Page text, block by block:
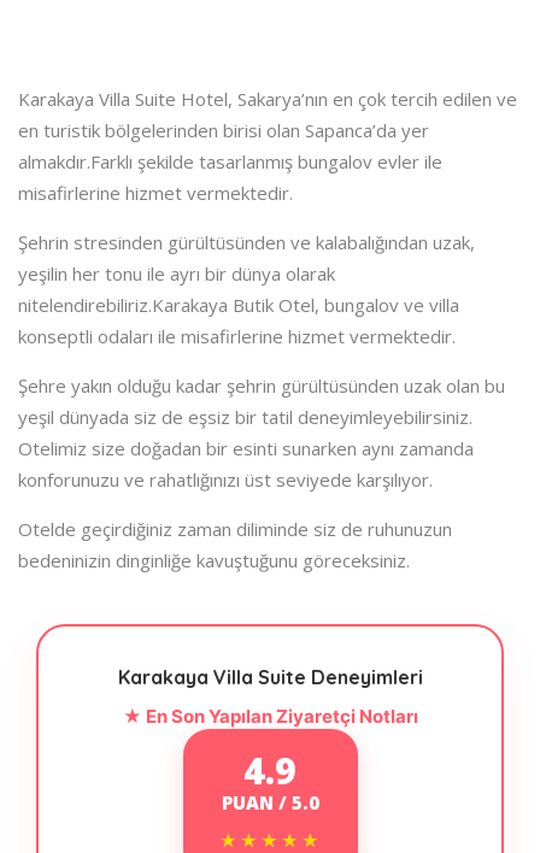
Karakaya Villa Suite Hotel, Sakarya’nın en çok tercih edilen ve
en turistik bölgelerinden birisi olan Sapanca’da yer
almakdır.Farklı şekilde tasarlanmış bungalov evler ile
misafirlerine hizmet vermektedir.
Şehrin stresinden gürültüsünden ve kalabalığından uzak,
yeşilin her tonu ile ayrı bir dünya olarak
nitelendirebiliriz.Karakaya Butik Otel, bungalov ve villa
konseptli odaları ile misafirlerine hizmet vermektedir.
Şehre yakın olduğu kadar şehrin gürültüsünden uzak olan bu
yeşil dünyada siz de eşsiz bir tatil deneyimleyebilirsiniz.
Otelimiz size doğadan bir esinti sunarken aynı zamanda
konforunuzu ve rahatlığınızı üst seviyede karşılıyor.
Otelde geçirdiğiniz zaman diliminde siz de ruhunuzun
bedeninizin dinginliğe kavuştuğunu göreceksiniz.
Karakaya Villa Suite Deneyimleri
★ En Son Yapılan Ziyaretçi Notları
4.9
PUAN / 5.0
★★★★★
★★★★★